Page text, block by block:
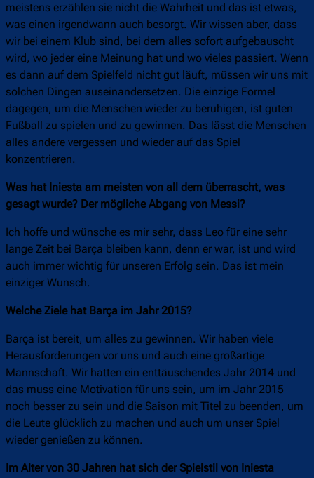
meistens erzählen sie nicht die Wahrheit und das ist etwas,
was einen irgendwann auch besorgt. Wir wissen aber, dass
wir bei einem Klub sind, bei dem alles sofort aufgebauscht
wird, wo jeder eine Meinung hat und wo vieles passiert. Wenn
es dann auf dem Spielfeld nicht gut läuft, müssen wir uns mit
solchen Dingen auseinandersetzen. Die einzige Formel
dagegen, um die Menschen wieder zu beruhigen, ist guten
Fußball zu spielen und zu gewinnen. Das lässt die Menschen
alles andere vergessen und wieder auf das Spiel
konzentrieren.
Was hat Iniesta am meisten von all dem überrascht, was
gesagt wurde? Der mögliche Abgang von Messi?
Ich hoffe und wünsche es mir sehr, dass Leo für eine sehr
lange Zeit bei Barça bleiben kann, denn er war, ist und wird
auch immer wichtig für unseren Erfolg sein. Das ist mein
einziger Wunsch.
Welche Ziele hat Barça im Jahr 2015?
Barça ist bereit, um alles zu gewinnen. Wir haben viele
Herausforderungen vor uns und auch eine großartige
Mannschaft. Wir hatten ein enttäuschendes Jahr 2014 und
das muss eine Motivation für uns sein, um im Jahr 2015
noch besser zu sein und die Saison mit Titel zu beenden, um
die Leute glücklich zu machen und auch um unser Spiel
wieder genießen zu können.
Im Alter von 30 Jahren hat sich der Spielstil von Iniesta